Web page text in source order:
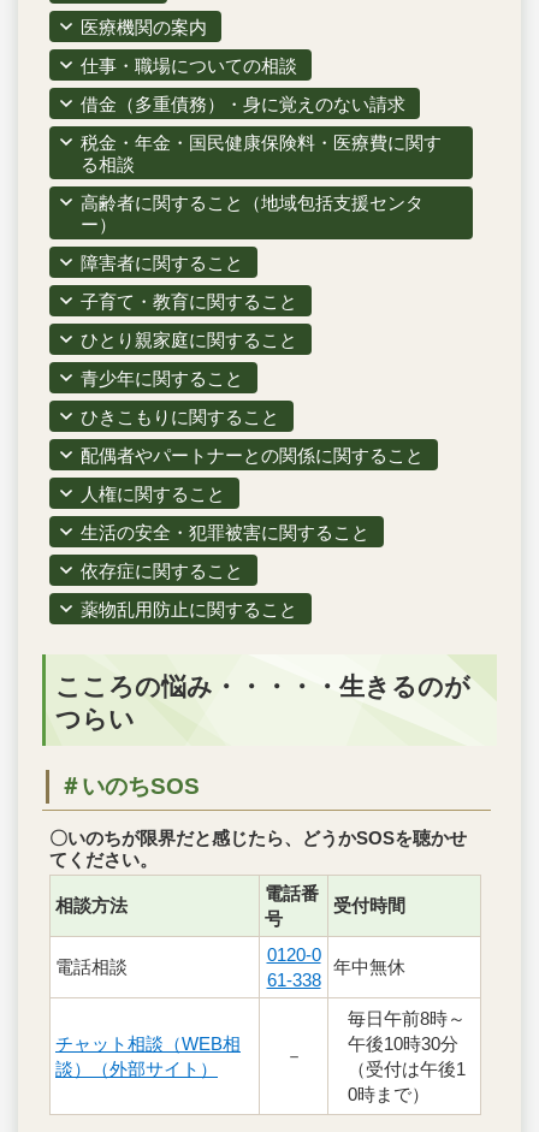
医療機関の案内
仕事・職場についての相談
借金（多重債務）・身に覚えのない請求
税金・年金・国民健康保険料・医療費に関す
る相談
高齢者に関すること（地域包括支援センタ
ー）
障害者に関すること
子育て・教育に関すること
ひとり親家庭に関すること
青少年に関すること
ひきこもりに関すること
配偶者やパートナーとの関係に関すること
人権に関すること
生活の安全・犯罪被害に関すること
依存症に関すること
薬物乱用防止に関すること
こころの悩み・・・・・生きるのが
つらい
＃いのちSOS
〇いのちが限界だと感じたら、どうかSOSを聴かせ
てください。
相談方法
電話番
号
受付時間
電話相談
0120-0
61-338
年中無休
チャット相談（WEB相
談）（外部サイト）
－
毎日午前8時～
午後10時30分
（受付は午後1
0時まで）